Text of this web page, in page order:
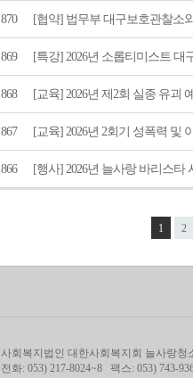
870 [협약] 법무부 대구보호관찰소
869 [특강] 2026년 소롭티미스트
868 [교육] 2026년 제2회 실종 유괴
867 [교육] 2026년 2회기 성폭력 및
866 [행사] 2026년 늘사랑 바리스타
1 2
사회복지법인 대한사회복지회 늘사랑
전화: 053) 217-8024~8 팩스: 053) 743-